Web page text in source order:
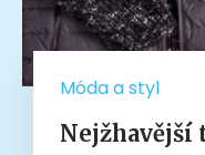
Móda a styl
Nejžhavější